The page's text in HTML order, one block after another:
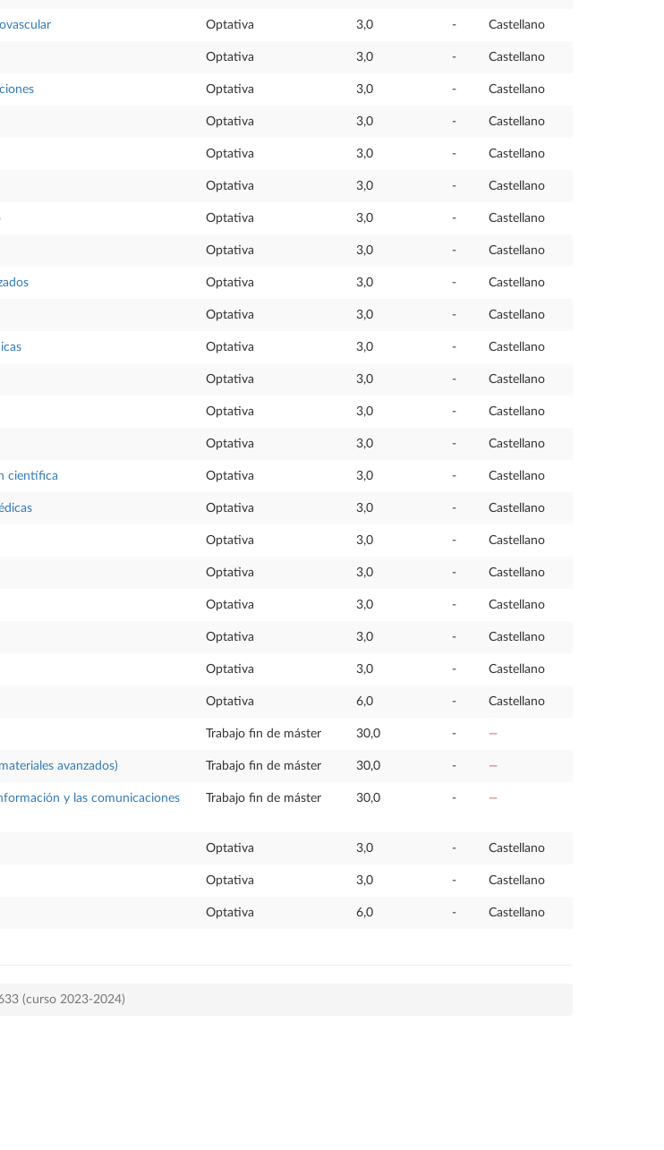
Optativa 3,0 - Castellano
Optativa 3,0 - Castellano
Optativa 3,0 - Castellano
Optativa 3,0 - Castellano
Optativa 3,0 - Castellano
Optativa 3,0 - Castellano
Optativa 3,0 - Castellano
Optativa 3,0 - Castellano
Optativa 3,0 - Castellano
Optativa 3,0 - Castellano
Optativa 3,0 - Castellano
Optativa 3,0 - Castellano
Optativa 3,0 - Castellano
Optativa 3,0 - Castellano
científica Optativa 3,0 - Castellano
Optativa 3,0 - Castellano
Optativa 3,0 - Castellano
Optativa 3,0 - Castellano
Optativa 3,0 - Castellano
Optativa 3,0 - Castellano
Optativa 3,0 - Castellano
Optativa 6,0 - Castellano
Trabajo fin de máster 30,0 - —
avanzados) Trabajo fin de máster 30,0 - —
y las comunicaciones
Trabajo fin de máster 30,0 - —
Optativa 3,0 - Castellano
Optativa 3,0 - Castellano
Optativa 6,0 - Castellano
(curso 2023-2024)